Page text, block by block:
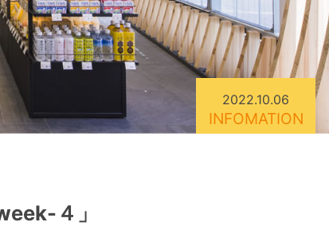
2022.10.06
INFOMATION
４」